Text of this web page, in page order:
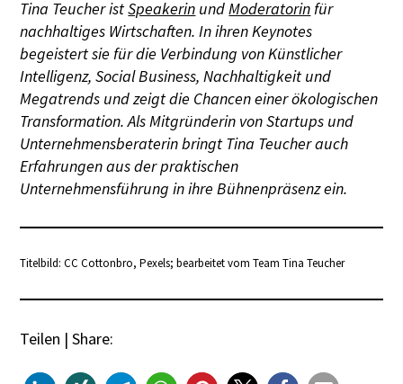
Tina Teucher istSpeakerin undModeratorinfür
nachhaltiges Wirtschaften. In ihren Keynotes
begeistert sie für die Verbindung von Künstlicher
Intelligenz, Social Business, Nachhaltigkeit und
Megatrends und zeigt die Chancen einer ökologischen
Transformation. Als Mitgründerin von Startups und
Unternehmensberaterin bringt Tina Teucher auch
Erfahrungen aus der praktischen
Unternehmensführung in ihre Bühnenpräsenz ein.
Titelbild: CC Cottonbro, Pexels; bearbeitet vom Team Tina Teucher
Teilen | Share: